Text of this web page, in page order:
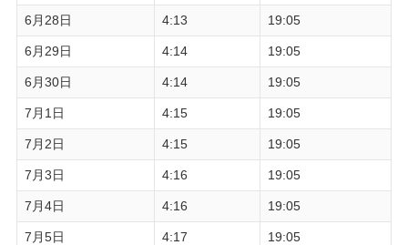
6月28日 4:13 19:05
6月29日 4:14 19:05
6月30日 4:14 19:05
7月1日 4:15 19:05
7月2日 4:15 19:05
7月3日 4:16 19:05
7月4日 4:16 19:05
7月5日 4:17 19:05